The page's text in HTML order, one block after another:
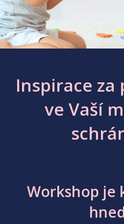
Inspirace
ve Vaší
Workshop je